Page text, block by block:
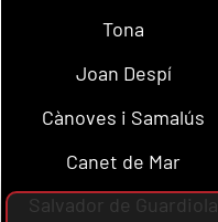
Tona
Joan Despí
Cànoves i Samalús
Canet de Mar
Salvador de Guardiola